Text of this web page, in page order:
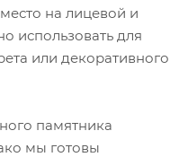
на лицевой и
использовать для
или декоративного
памятника
мы готовы